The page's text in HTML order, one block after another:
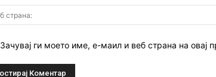
Зачувај ги моето име, е-маил и веб страна на овај